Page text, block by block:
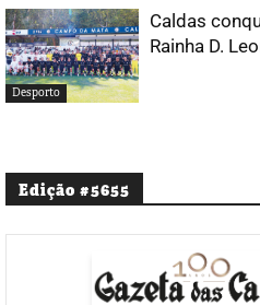
Desporto
Caldas
Rainha D.
Edição #5655